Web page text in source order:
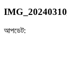
আপডেট: